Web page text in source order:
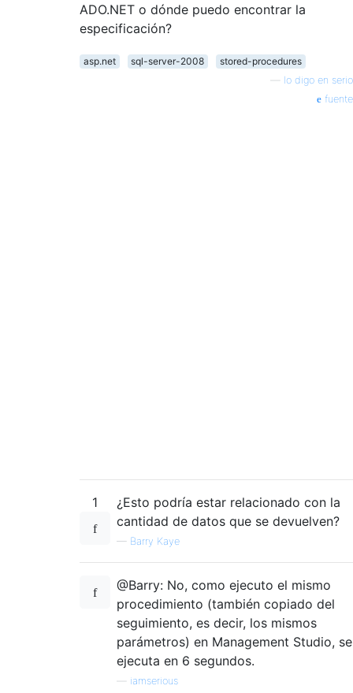
ADO.NET o dónde puedo encontrar la
especificación?
asp.net sql-server-2008
stored-procedures
lo digo en serio
fuente
1
¿Esto podría estar relacionado con la
cantidad de datos que se devuelven?
— Barry Kaye
@Barry: No, como ejecuto el mismo
procedimiento (también copiado del
seguimiento, es decir, los mismos
parámetros) en Management Studio, se
ejecuta en 6 segundos.
iamserious